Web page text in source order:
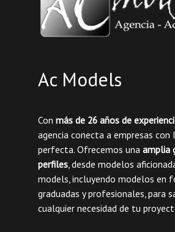
Ac Models
Con más de 26 años de
agencia conecta a empresas con
perfecta. Ofrecemos una amplia
perfiles, desde modelos
models, incluyendo modelos en
graduadas y profesionales, para
cualquier necesidad de tu